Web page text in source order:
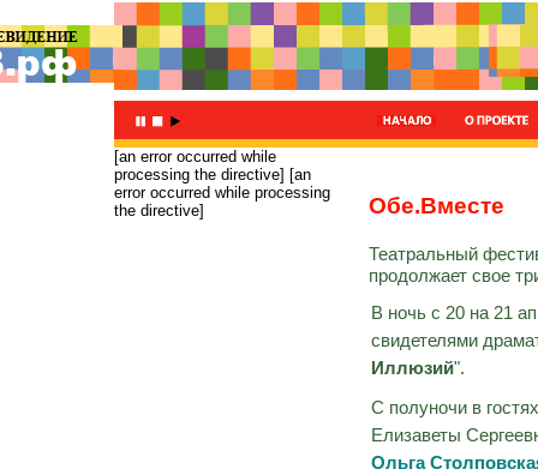
[an error occurred while
processing the directive] [an
error occurred while processing
the directive]
Обе.Вместе
Театральный
продолжает свое
В ночь с 20 на 21
свидетелями
Иллюзий".
С полуночи в
Елизаветы
Ольга